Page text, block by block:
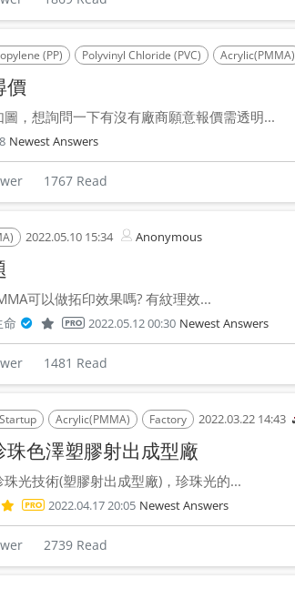
(PP) Polyvinyl Chloride (PVC) Acrylic(PMMA)
價
，想詢問一下有沒有廠商願意報價需透明...
Newest Answers
1767 Read
2022.05.10 15:34 Anonymous
可以做拓印效果嗎? 有紋理效...
2022.05.12 00:30 Newest Answers
1481 Read
Acrylic(PMMA) Factory 2022.03.22 14:43
珠色澤塑膠射出成型廠
光技術(塑膠射出成型廠)，珍珠光的...
2022.04.17 20:05 Newest Answers
2739 Read